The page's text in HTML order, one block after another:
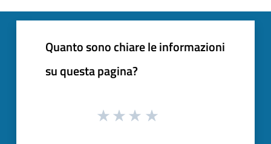
Quanto sono chiare le informazioni
su questa pagina?